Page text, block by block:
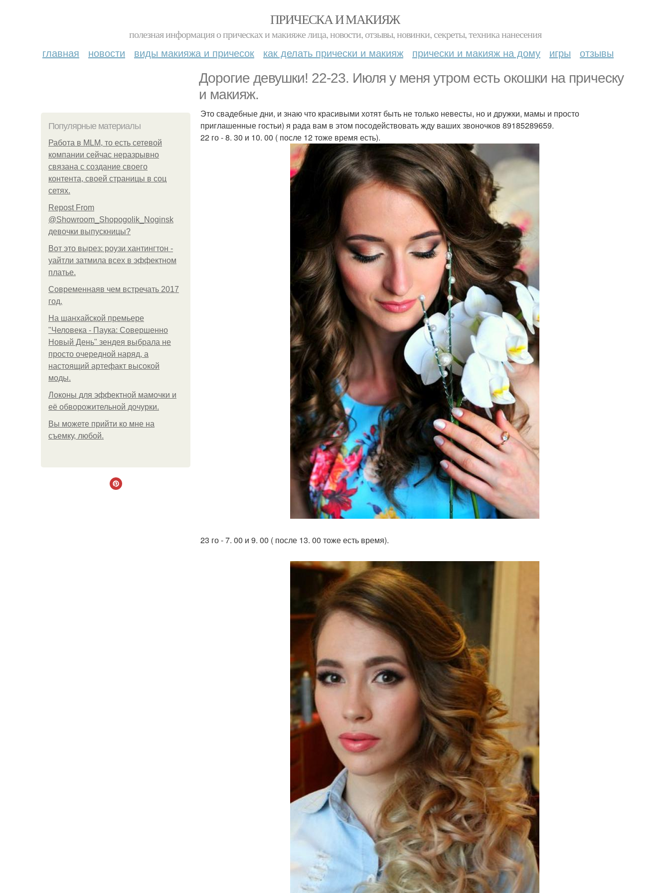
ПРИЧЕСКА И МАКИЯЖ
полезная информация о прическах и макияже лица, новости, отзывы, новинки, секреты, техника нанесения
главная новости виды макияжа и причесок как делать прически и макияж прически и макияж на дому игры отзывы
Дорогие девушки! 22-23. Июля у меня утром есть окошки на прическу
и макияж.
Популярные материалы
Работа в MLM, то есть сетевой
компании сейчас неразрывно
связана с создание своего
контента, своей страницы в соц
сетях.
Repost From
@Showroom_Shopogolik_Noginsk
девочки выпускницы?
Вот это вырез: роузи хантингтон -
уайтли затмила всех в эффектном
платьe.
Современнаяв чем встречать 2017
год.
На шанхайской премьере
"Человека - Паука: Совершенно
Новый День" зендея выбрала не
просто очередной наряд, а
настоящий артефакт высокой
моды.
Локоны для эффектной мамочки и
её обворожительной дочурки.
Вы можете прийти ко мне на
съемку, любой.
Это свадебные дни, и знаю что красивыми хотят быть не только невесты, но и дружки, мамы и просто
приглашенные гостьи) я рада вам в этом посодействовать жду ваших звоночков 89185289659.
22 го - 8. 30 и 10. 00 ( после 12 тоже время есть).
23 го - 7. 00 и 9. 00 ( после 13. 00 тоже есть время).